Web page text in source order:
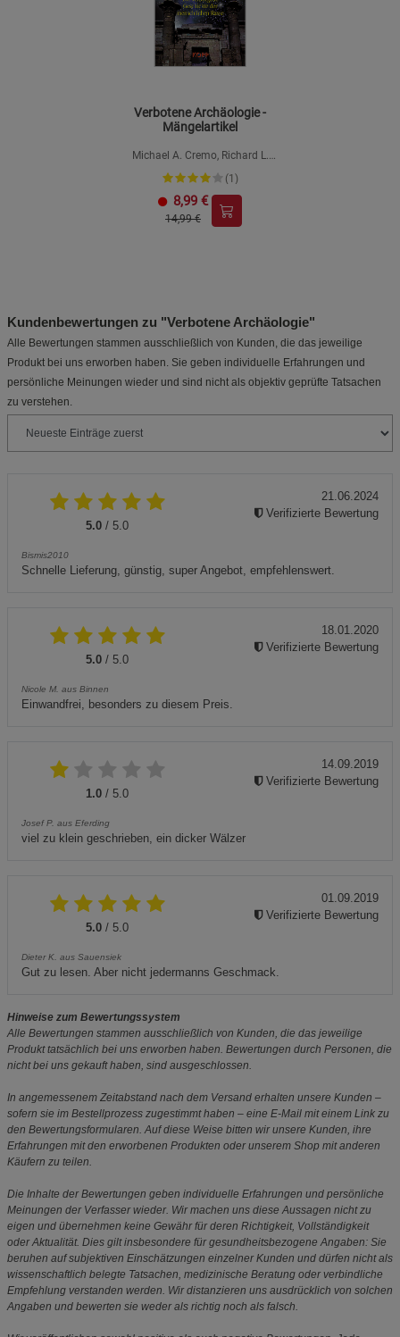
Verbotene Archäologie -
Mängelartikel
Michael A. Cremo, Richard L.
Thompson
(1)
8,99 €
14,99 €
Kundenbewertungen zu "Verbotene Archäologie"
Alle Bewertungen stammen ausschließlich von Kunden, die das jeweilige
Produkt bei uns erworben haben. Sie geben individuelle Erfahrungen und
persönliche Meinungen wieder und sind nicht als objektiv geprüfte Tatsachen
zu verstehen.
5.0 / 5.0
Bismis2010
Schnelle Lieferung, günstig, super Angebot, empfehlenswert.
21.06.2024
Verifizierte Bewertung
5.0 / 5.0
Nicole M. aus Binnen
Einwandfrei, besonders zu diesem Preis.
18.01.2020
Verifizierte Bewertung
1.0 / 5.0
Josef P. aus Eferding
viel zu klein geschrieben, ein dicker Wälzer
14.09.2019
Verifizierte Bewertung
5.0 / 5.0
Dieter K. aus Sauensiek
Gut zu lesen. Aber nicht jedermanns Geschmack.
01.09.2019
Verifizierte Bewertung
Hinweise zum Bewertungssystem
Alle Bewertungen stammen ausschließlich von Kunden, die das jeweilige
Produkt tatsächlich bei uns erworben haben. Bewertungen durch Personen, die
nicht bei uns gekauft haben, sind ausgeschlossen.
In angemessenem Zeitabstand nach dem Versand erhalten unsere Kunden –
sofern sie im Bestellprozess zugestimmt haben – eine E-Mail mit einem Link zu
den Bewertungsformularen. Auf diese Weise bitten wir unsere Kunden, ihre
Erfahrungen mit den erworbenen Produkten oder unserem Shop mit anderen
Käufern zu teilen.
Die Inhalte der Bewertungen geben individuelle Erfahrungen und persönliche
Meinungen der Verfasser wieder. Wir machen uns diese Aussagen nicht zu
eigen und übernehmen keine Gewähr für deren Richtigkeit, Vollständigkeit
oder Aktualität. Dies gilt insbesondere für gesundheitsbezogene Angaben: Sie
beruhen auf subjektiven Einschätzungen einzelner Kunden und dürfen nicht als
wissenschaftlich belegte Tatsachen, medizinische Beratung oder verbindliche
Empfehlung verstanden werden. Wir distanzieren uns ausdrücklich von solchen
Angaben und bewerten sie weder als richtig noch als falsch.